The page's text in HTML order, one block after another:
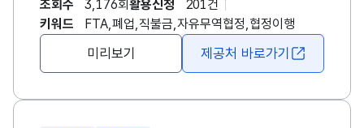
직접적인 피해를 입은 농가와 업체를 대상으로 지원된
폐업 보상 내역을 담고 있으며, 이를 통해 어떤 업종과
지역에서 폐업지원금 수요가 집중되었는지, 실제 지원
효과가 어느 정도였는지를 분석할 수 있습니다. 해당
파악하고 향후 보완 대책을 수립하는 근거 자료가 되고,
조회수
3,176회 활용신청
201건
키워드
FTA,폐업,직불금,자유무역협정,협정이행
미리보기 제공처 바로가기